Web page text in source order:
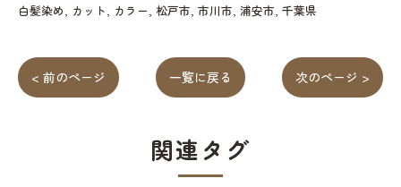
白髪染め カット カラー 松戸市 市川市 浦安市 千葉県
< 前のページ 一覧に戻る 次のページ >
関連タグ